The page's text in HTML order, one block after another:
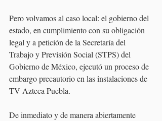
Pero volvamos al caso local: el gobierno del
estado, en cumplimiento con su obligación
legal y a petición de la Secretaría del
Trabajo y Previsión Social (STPS) del
Gobierno de México, ejecutó un proceso de
embargo precautorio en las instalaciones de
TV Azteca Puebla.
De inmediato y de manera abiertamente